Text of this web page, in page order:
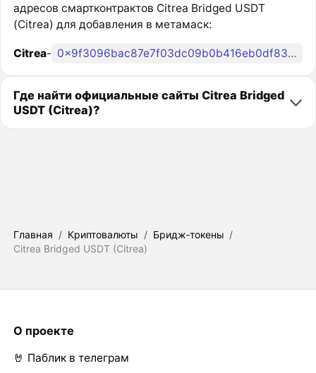
адресов смартконтрактов Citrea Bridged USDT
(Citrea) для добавления в метамаск:
Citrea- 0x9f3096bac87e7f03dc09b0b416eb0df837304dc4
Где найти официальные сайты Citrea Bridged
USDT (Citrea)?
Главная / Криптовалюты / Бридж‑токены /
Citrea Bridged USDT (Citrea)
О проекте
🤘 Паблик в телеграм